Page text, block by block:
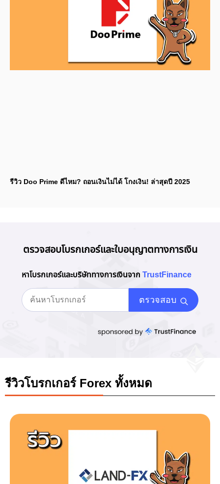
รีวิว Doo Prime ดีไหม? ถอนเงินไม่ได้ โกงเงิน! ล่าสุดปี 2025
ตรวจสอบโบรกเกอร์และใบอนุญาตทางการเงิน
หาโบรกเกอร์และบริษัททางการเงินจาก TrustFinance
ตรวจสอบ
รีวิวโบรกเกอร์ Forex ทั้งหมด